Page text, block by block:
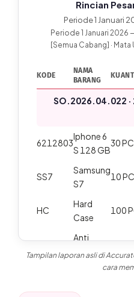
Rincian
Periode 1 Januari
Periode 1 Januari 2026
[Semua Cabang] ·
KODE
NAMA
BARANG
SO.2026.04.022 ·
6212803
Iphone 6
S 128 GB
30
SS7
Samsung
S7
10
HC
Hard
Case
100
AGI6
Anti
Gores
Iphone 6
69
Tampilan laporan asli di
cara